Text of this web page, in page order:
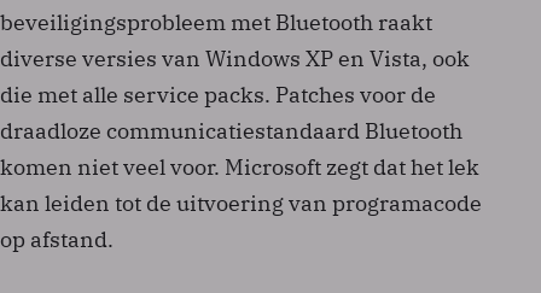
beveiligingsprobleem met Bluetooth raakt
diverse versies van Windows XP en Vista, ook
die met alle service packs. Patches voor de
draadloze communicatiestandaard Bluetooth
komen niet veel voor. Microsoft zegt dat het lek
kan leiden tot de uitvoering van programacode
op afstand.